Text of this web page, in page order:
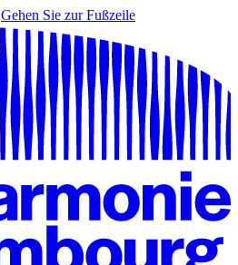
Gehen Sie zur Fußzeile